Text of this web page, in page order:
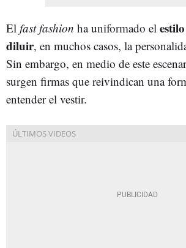
El fast fashion ha uniformado el
diluir, en muchos casos, la
Sin embargo, en medio de este
surgen firmas que reivindican una
entender el vestir.